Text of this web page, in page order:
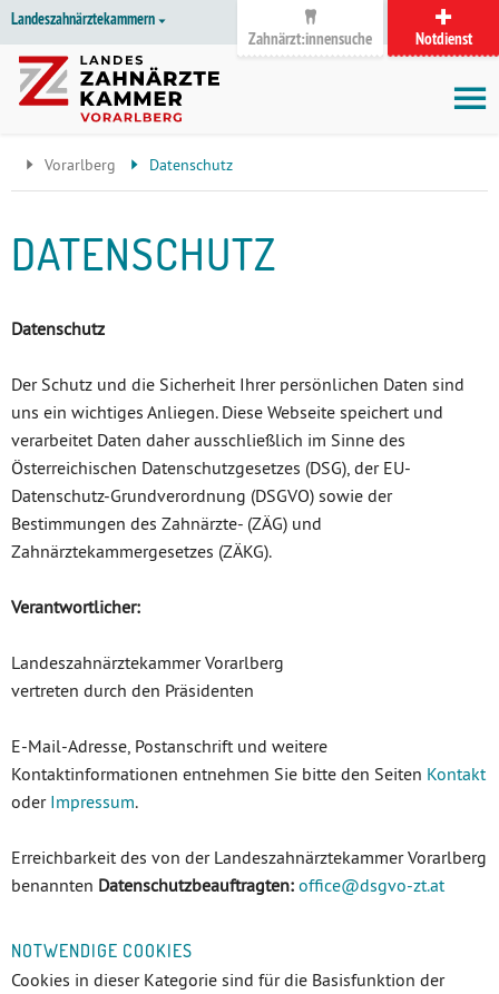
Zum
Inhalt
(Accesskey:
Zur
Zahnärzt:innensuche
(Accesskey:
Zur
Notdienstsuche
(Accesskey:
Zum
Hauptmenü
(Accesskey:
Zum
Untermenü
(Accesskey:
Zur
Topnavigation
(Landeszahnärztekammern,
Suche)
(Accesskey:
Zur
Metanavigation
(Accesskey:
Zur
Positionsnavigation
(Accesskey:
Zum
Footer-
Menü
(Accesskey:
Topnavigation
Landeszahnärztekammern
Zahnärzt:innensuche Notdienst
Hauptmenü
Metanavigation
Vorarlberg Datenschutz
DATENSCHUTZ
Datenschutz
Der Schutz und die Sicherheit Ihrer persönlichen Daten sind
uns ein wichtiges Anliegen. Diese Webseite speichert und
verarbeitet Daten daher ausschließlich im Sinne des
Österreichischen Datenschutzgesetzes (DSG), der EU-
Datenschutz-Grundverordnung (DSGVO) sowie der
Bestimmungen des Zahnärzte- (ZÄG) und
Zahnärztekammergesetzes (ZÄKG).
Verantwortlicher:
Landeszahnärztekammer Vorarlberg
vertreten durch den Präsidenten
E-Mail-Adresse, Postanschrift und weitere
Kontaktinformationen entnehmen Sie bitte den Seiten Kontakt
oder Impressum.
Erreichbarkeit des von der Landeszahnärztekammer Vorarlberg
benannten Datenschutzbeauftragten: office@dsgvo-zt.at
NOTWENDIGE COOKIES
Cookies in dieser Kategorie sind für die Basisfunktion der